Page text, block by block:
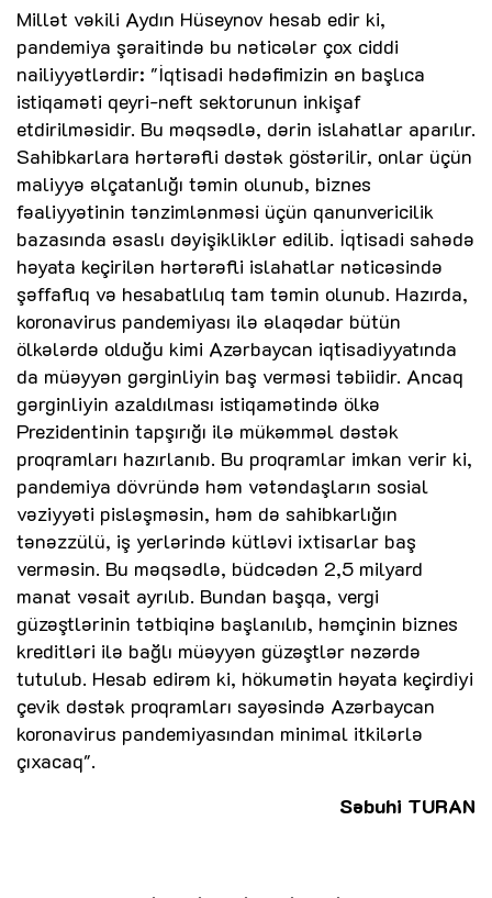
Millət vəkili Aydın Hüseynov hesab edir ki,
pandemiya şəraitində bu nəticələr çox ciddi
nailiyyətlərdir: "İqtisadi hədəfimizin ən başlıca
istiqaməti qeyri-neft sektorunun inkişaf
etdirilməsidir. Bu məqsədlə, dərin islahatlar aparılır.
Sahibkarlara hərtərəfli dəstək göstərilir, onlar üçün
maliyyə əlçatanlığı təmin olunub, biznes
fəaliyyətinin tənzimlənməsi üçün qanunvericilik
bazasında əsaslı dəyişikliklər edilib. İqtisadi sahədə
həyata keçirilən hərtərəfli islahatlar nəticəsində
şəffaflıq və hesabatlılıq tam təmin olunub. Hazırda,
koronavirus pandemiyası ilə əlaqədar bütün
ölkələrdə olduğu kimi Azərbaycan iqtisadiyyatında
da müəyyən gərginliyin baş verməsi təbiidir. Ancaq
gərginliyin azaldılması istiqamətində ölkə
Prezidentinin tapşırığı ilə mükəmməl dəstək
proqramları hazırlanıb. Bu proqramlar imkan verir ki,
pandemiya dövründə həm vətəndaşların sosial
vəziyyəti pisləşməsin, həm də sahibkarlığın
tənəzzülü, iş yerlərində kütləvi ixtisarlar baş
verməsin. Bu məqsədlə, büdcədən 2,5 milyard
manat vəsait ayrılıb. Bundan başqa, vergi
güzəştlərinin tətbiqinə başlanılıb, həmçinin biznes
kreditləri ilə bağlı müəyyən güzəştlər nəzərdə
tutulub. Hesab edirəm ki, hökumətin həyata keçirdiyi
çevik dəstək proqramları sayəsində Azərbaycan
koronavirus pandemiyasından minimal itkilərlə
çıxacaq".
Səbuhi TURAN